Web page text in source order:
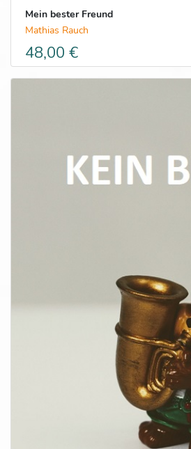
Mein bester Freund
Mathias Rauch
48,00 €